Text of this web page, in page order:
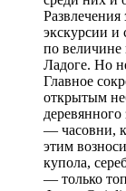
экскурсии и
по
Ладоге. Но
Главное
открытым
деревянного
— часовни,
этим
купола,
— только